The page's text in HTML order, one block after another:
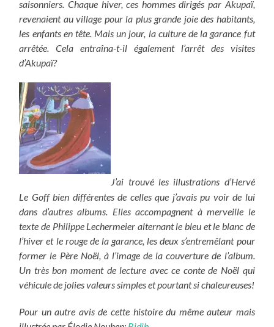
saisonniers. Chaque hiver, ces hommes dirigés par Akupaï,
revenaient au village pour la plus grande joie des habitants,
les enfants en tête. Mais un jour, la culture de la garance fut
arrêtée. Cela entraîna-t-il également l’arrêt des visites
d’Akupaï?
J’ai trouvé les illustrations d’Hervé
Le Goff bien différentes de celles que j’avais pu voir de lui
dans d’autres albums. Elles accompagnent à merveille le
texte de Philippe Lechermeier alternant le bleu et le blanc de
l’hiver et le rouge de la garance, les deux s’entremêlant pour
former le Père Noël, à l’image de la couverture de l’album.
Un très bon moment de lecture avec ce conte de Noël qui
véhicule de jolies valeurs simples et pourtant si chaleureuses!
Pour un autre avis de cette histoire du même auteur mais